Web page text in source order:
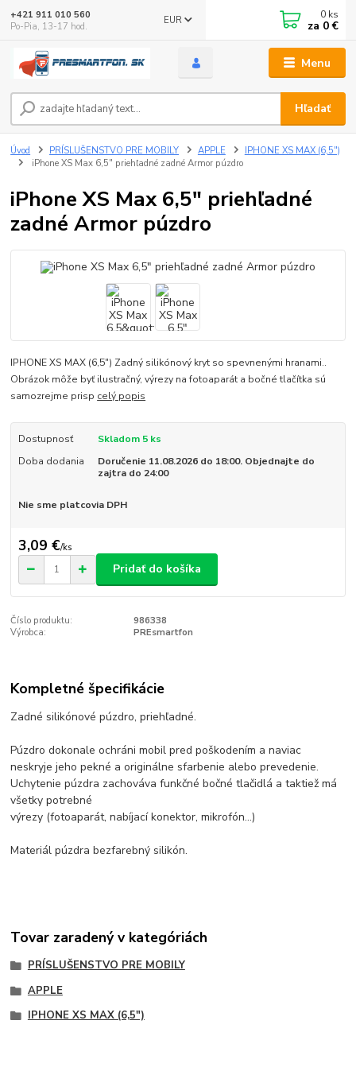
Menu
EUR
Hľadať
+421 911 010 560
Po-Pia, 13-17 hod.
0 ks
za 0 €
Úvod PRÍSLUŠENSTVO PRE MOBILY APPLE
IPHONE XS MAX (6,5")
iPhone XS Max 6,5" priehľadné zadné Armor púzdro
iPhone XS Max 6,5" priehľadné
zadné Armor púzdro
IPHONE XS MAX (6,5") Zadný silikónový kryt so spevnenými hranami..
Obrázok môže byť ilustračný, výrezy na fotoaparát a bočné tlačítka sú
samozrejme prisp celý popis
Dostupnosť
Skladom 5 ks
Doba dodania
Doručenie 11.08.2026 do 18:00. Objednajte do
zajtra do 24:00
Nie sme platcovia DPH
3,09 €/ks
Pridať do košíka
Číslo produktu:
986338
Výrobca:
PREsmartfon
Kompletné špecifikácie
Zadné silikónové púzdro, priehľadné.
Púzdro dokonale ochráni mobil pred poškodením a naviac
neskryje jeho pekné a originálne sfarbenie alebo prevedenie.
Uchytenie púzdra zachováva funkčné bočné tlačidlá a taktiež má
všetky potrebné
výrezy (fotoaparát, nabíjací konektor, mikrofón...)
Materiál púzdra bezfarebný silikón.
Tovar zaradený v kategóriách
PRÍSLUŠENSTVO PRE MOBILY
APPLE
IPHONE XS MAX (6,5")